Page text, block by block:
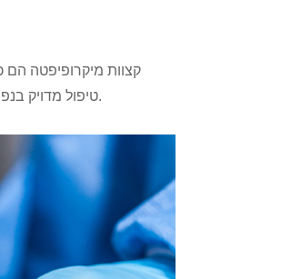
קצוות מיקרופיפטה
טיפול מדויק בנפחי נוזלים קטנים, מה שהופך אותם לחיוניים עבור יישומים שונים, החל ממחקר ועד בקרת איכות.